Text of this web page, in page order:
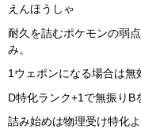
えんほうしゃ
耐久を詰むポケモンの弱
み。
1ウェポンになる場合は無
D特化ランク+1で無振りB
詰み始めは物理受け特化